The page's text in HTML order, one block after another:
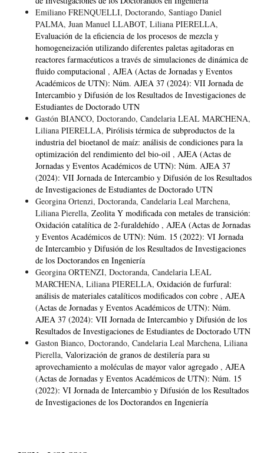
Emiliano FRENQUELLI, Doctorando, Santiago Daniel
PALMA, Juan Manuel LLABOT, Liliana PIERELLA,
Evaluación de la eficiencia de los procesos de mezcla y
homogeneización utilizando diferentes paletas agitadoras en
reactores farmacéuticos a través de simulaciones de dinámica de
fluido computacional , AJEA (Actas de Jornadas y Eventos
Académicos de UTN): Núm. AJEA 37 (2024): VII Jornada de
Intercambio y Difusión de los Resultados de Investigaciones de
Estudiantes de Doctorado UTN
Gastón BIANCO, Doctorando, Candelaria LEAL MARCHENA,
Liliana PIERELLA, Pirólisis térmica de subproductos de la
industria del bioetanol de maíz: análisis de condiciones para la
optimización del rendimiento del bio-oil , AJEA (Actas de
Jornadas y Eventos Académicos de UTN): Núm. AJEA 37
(2024): VII Jornada de Intercambio y Difusión de los Resultados
de Investigaciones de Estudiantes de Doctorado UTN
Georgina Ortenzi, Doctoranda, Candelaria Leal Marchena,
Liliana Pierella, Zeolita Y modificada con metales de transición:
Oxidación catalítica de 2-furaldehído , AJEA (Actas de Jornadas
y Eventos Académicos de UTN): Núm. 15 (2022): VI Jornada
de Intercambio y Difusión de los Resultados de Investigaciones
de los Doctorandos en Ingeniería
Georgina ORTENZI, Doctoranda, Candelaria LEAL
MARCHENA, Liliana PIERELLA, Oxidación de furfural:
análisis de materiales catalíticos modificados con cobre , AJEA
(Actas de Jornadas y Eventos Académicos de UTN): Núm.
AJEA 37 (2024): VII Jornada de Intercambio y Difusión de los
Resultados de Investigaciones de Estudiantes de Doctorado UTN
Gaston Bianco, Doctorando, Candelaria Leal Marchena, Liliana
Pierella, Valorización de granos de destilería para su
aprovechamiento a moléculas de mayor valor agregado , AJEA
(Actas de Jornadas y Eventos Académicos de UTN): Núm. 15
(2022): VI Jornada de Intercambio y Difusión de los Resultados
de Investigaciones de los Doctorandos en Ingeniería